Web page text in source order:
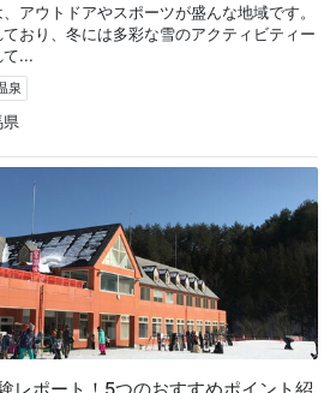
アウトドアやスポーツが盛んな地域です。
おり、冬には多彩な雪のアクティビティー
て...
泉
県